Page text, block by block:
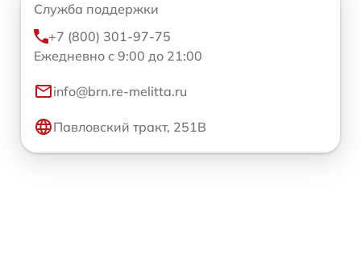
Служба поддержки
+7 (800) 301-97-75
Ежедневно с 9:00 до 21:00
info@brn.re-melitta.ru
Павловский тракт, 251В